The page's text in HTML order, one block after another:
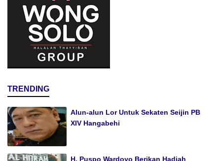
TRENDING
Alun-alun Lor Untuk Sekaten Seijin PB
XIV Hangabehi
H. Puspo Wardoyo Berikan Hadiah